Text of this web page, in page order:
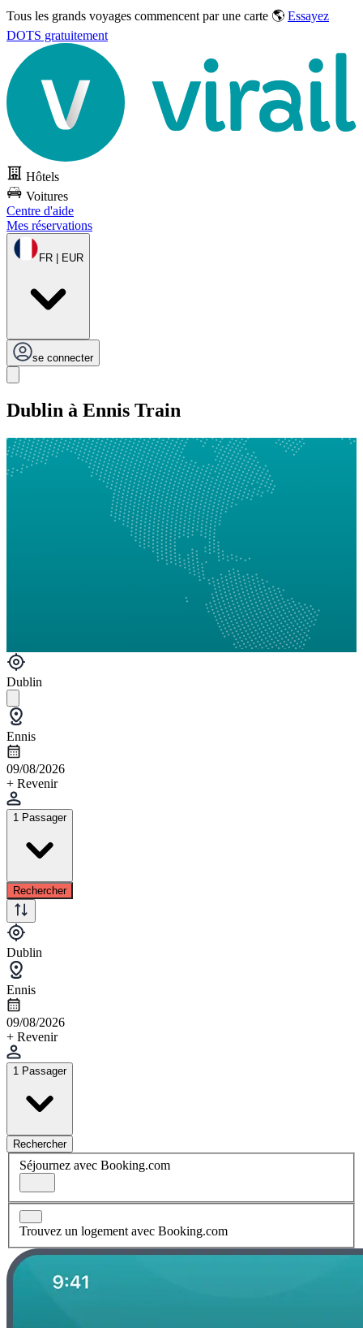
Tous les grands voyages commencent par une carte 🌎 Essayez
DOTS gratuitement
Hôtels
Voitures
Centre d'aide
Mes réservations
FR | EUR
se connecter
Dublin à Ennis Train
Dublin
Ennis
09/08/2026
+ Revenir
1 Passager
Rechercher
Dublin
Ennis
09/08/2026
+ Revenir
1 Passager
Rechercher
Séjournez avec Booking.com
Trouvez un logement avec Booking.com